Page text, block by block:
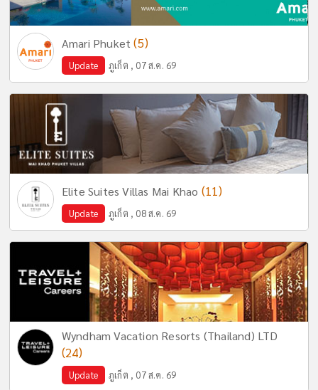
Amari Phuket(5)
Update ภูเก็ต , 07 ส.ค. 69
Elite Suites Villas Mai Khao (11)
Update ภูเก็ต , 08 ส.ค. 69
Wyndham Vacation Resorts (Thailand) LTD
(24)
Update ภูเก็ต , 07 ส.ค. 69